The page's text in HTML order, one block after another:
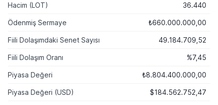
Hacim (LOT) 36.440
Ödenmiş Sermaye ₺660.000.000,00
Fiili Dolaşımdaki Senet Sayısı 49.184.709,52
Fiili Dolaşım Oranı %7,45
Piyasa Değeri ₺8.804.400.000,00
Piyasa Değeri (USD) $184.562.752,47